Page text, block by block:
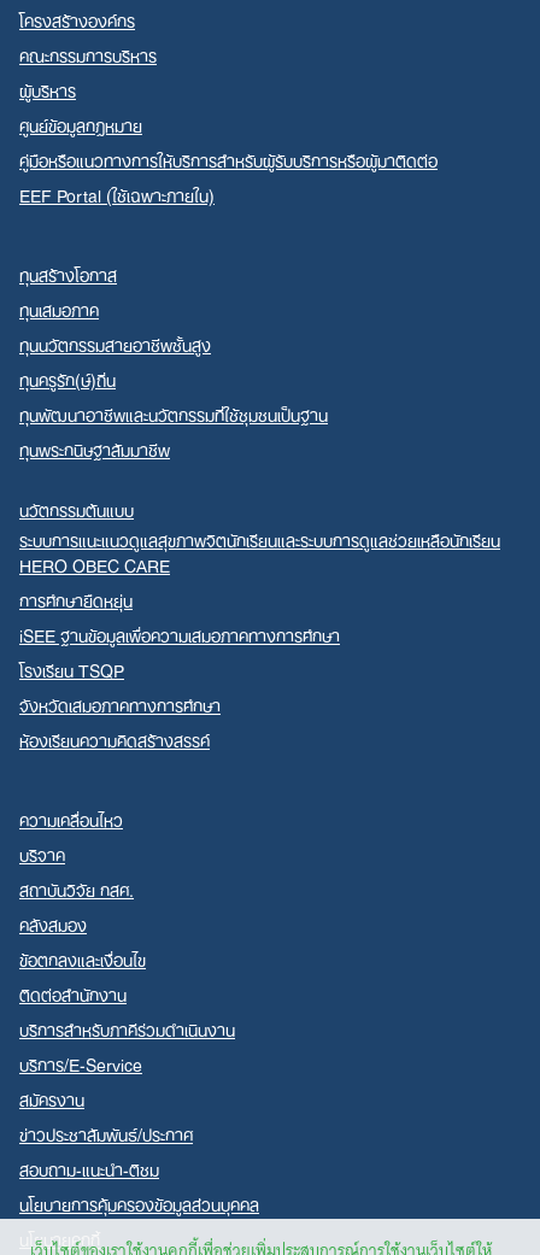
โครงสร้างองค์กร
คณะกรรมการบริหาร
ผู้บริหาร
ศูนย์ข้อมูลกฎหมาย
คู่มือหรือแนวทางการให้บริการสำหรับผู้รับบริการหรือผู้มาติดต่อ
EEF Portal (ใช้เฉพาะภายใน)
ทุนสร้างโอกาส
ทุนเสมอภาค
ทุนนวัตกรรมสายอาชีพชั้นสูง
ทุนครูรัก(ษ์)ถิ่น
ทุนพัฒนาอาชีพและนวัตกรรมที่ใช้ชุมชนเป็นฐาน
ทุนพระกนิษฐาสัมมาชีพ
นวัตกรรมต้นแบบ
ระบบการแนะแนวดูแลสุขภาพจิตนักเรียนและระบบการดูแลช่วยเหลือนักเรียน
HERO OBEC CARE
การศึกษายืดหยุ่น
iSEE ฐานข้อมูลเพื่อความเสมอภาคทางการศึกษา
โรงเรียน TSQP
จังหวัดเสมอภาคทางการศึกษา
ห้องเรียนความคิดสร้างสรรค์
ความเคลื่อนไหว
บริจาค
สถาบันวิจัย กสศ.
คลังสมอง
ข้อตกลงและเงื่อนไข
ติดต่อสำนักงาน
บริการสำหรับภาคีร่วมดำเนินงาน
บริการ/E-Service
สมัครงาน
ข่าวประชาสัมพันธ์/ประกาศ
สอบถาม-แนะนำ-ติชม
นโยบายการคุ้มครองข้อมูลส่วนบุคคล
นโยบายคุกกี้